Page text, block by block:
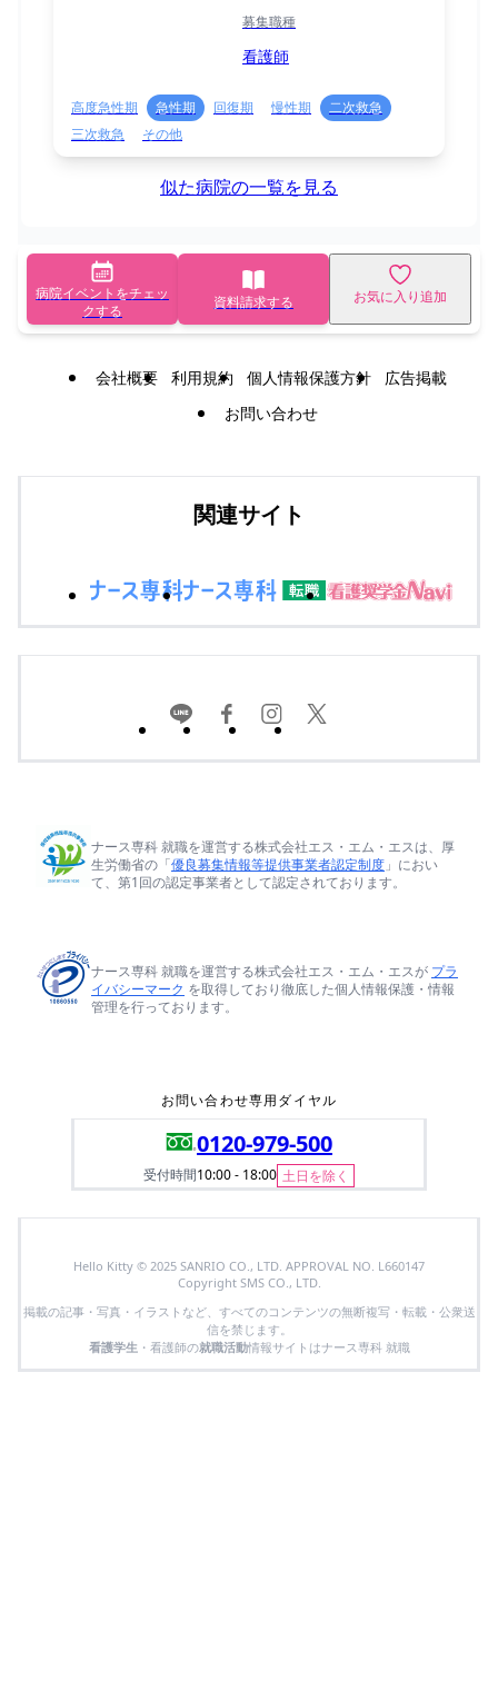
募集職種
看護師
高度急性期 急性期 回復期 慢性期
二次救急
三次救急
その他
似た病院の一覧を見る
病院イベントをチェッ
クする
資料請求する お気に入り追加
会社概要 利用規約 個人情報保護方針
広告掲載
お問い合わせ
関連サイト
ナース専科 就職を運営する株式会社エス・エム・エスは、厚
生労働省の「優良募集情報等提供事業者認定制度 」におい
て、第1回の認定事業者として認定されております。
ナース専科 就職を運営する株式会社エス・エム・エスが プラ
イバシーマーク を取得しており徹底した個人情報保護・情報
管理を行っております。
お問い合わせ専用ダイヤル
0120-979-500
受付時間10:00 - 18:00 土日を除く
Hello Kitty © 2025 SANRIO CO., LTD. APPROVAL NO. L660147
Copyright SMS CO., LTD.
掲載の記事・写真・イラストなど、すべてのコンテンツの無断複写・転載・公衆送
信を禁じます。
看護学生 ・看護師の就職活動情報サイトはナース専科 就職